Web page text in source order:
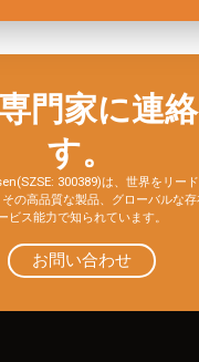
門家に連
す。
300389)は、世界をリー
の高品質な製品、グローバルな
ビス能力で知られています。
お問い合わせ